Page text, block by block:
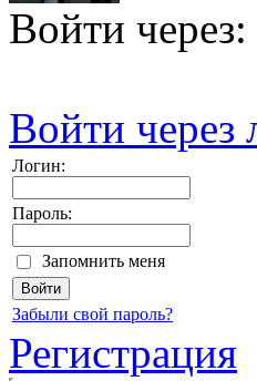
Войти через:
Войти через
Логин:
Пароль:
Запомнить меня
Забыли свой пароль?
Регистрация